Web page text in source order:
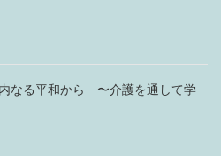
なる平和から 〜介護を通して学